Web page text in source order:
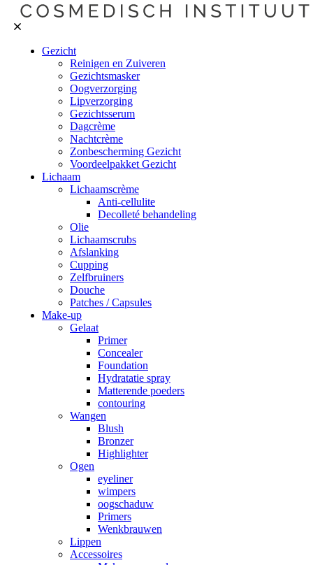
Gezicht
Reinigen en Zuiveren
Gezichtsmasker
Oogverzorging
Lipverzorging
Gezichtsserum
Dagcrème
Nachtcrème
Zonbescherming Gezicht
Voordeelpakket Gezicht
Lichaam
Lichaamscrème
Anti-cellulite
Decolleté behandeling
Olie
Lichaamscrubs
Afslanking
Cupping
Zelfbruiners
Douche
Patches / Capsules
Make-up
Gelaat
Primer
Concealer
Foundation
Hydratatie spray
Matterende poeders
contouring
Wangen
Blush
Bronzer
Highlighter
Ogen
eyeliner
wimpers
oogschaduw
Primers
Wenkbrauwen
Lippen
Accessoires